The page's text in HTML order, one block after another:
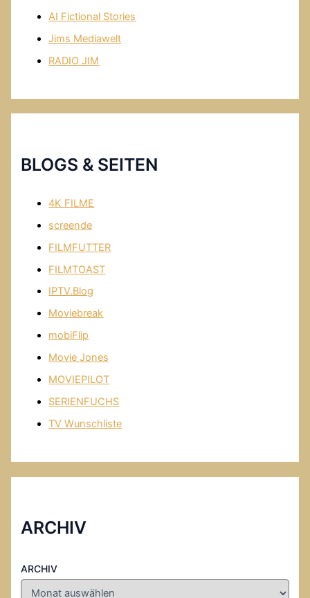
AI Fictional Stories
Jims Mediawelt
RADIO JIM
BLOGS & SEITEN
4K FILME
screende
FILMFUTTER
FILMTOAST
IPTV.Blog
Moviebreak
mobiFlip
Movie Jones
MOVIEPILOT
SERIENFUCHS
TV Wunschliste
ARCHIV
ARCHIV